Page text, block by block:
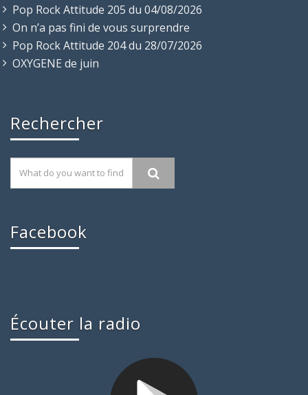
Pop Rock Attitude 205 du 04/08/2026
On n’a pas fini de vous surprendre
Pop Rock Attitude 204 du 28/07/2026
OXYGENE de juin
Rechercher
Facebook
Écouter la radio